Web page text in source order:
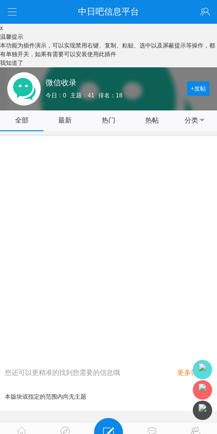
中日吧信息平台
x
温馨提示
本功能为插件演示，可以实现禁用右键、复制、粘贴、选中以及屏蔽提示等操作，都
有单独开关，如果有需要可以安装使用此插件
我知道了
微信收录
今日：0 主题：41 排名：18
+发帖
全部 最新 热门 热帖 分类
您还可以更精准的找到您需要的信息哦 更多筛选
本版块或指定的范围内尚无主题